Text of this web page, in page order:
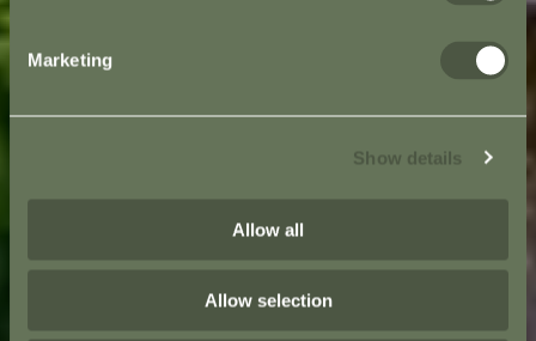
Marketing
Show details
Allow all
Allow selection